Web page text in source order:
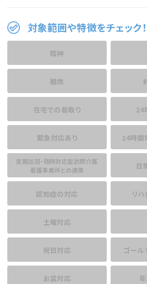
対象範囲や特徴をチェック！
精神
難病
在宅での看取り 24
緊急対応あり 24時間
定期巡回・随時対応型訪問介護
看護事業所との連携
日
認知症の対応 リハ
土曜対応
祝日対応 ゴール
お盆対応